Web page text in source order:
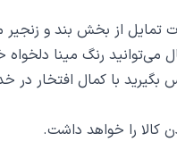
رنگ مینا
بگیرید با کمال
را خواهد داشت.